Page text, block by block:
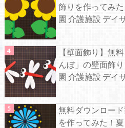
飾りを作ってみ
園 介護施設 デイ
【壁面飾り】無
んぼ」の壁面飾
園 介護施設 デイ
無料ダウンロー
を作ってみた！